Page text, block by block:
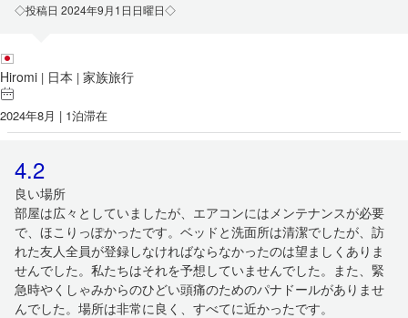
◇投稿日 2024年9月1日日曜日◇
Hiromi | 日本 | 家族旅行
2024年8月 | 1泊滞在
4.2
良い場所
部屋は広々としていましたが、エアコンにはメンテナンスが必要
で、ほこりっぽかったです。ベッドと洗面所は清潔でしたが、訪
れた友人全員が登録しなければならなかったのは望ましくありま
せんでした。私たちはそれを予想していませんでした。また、緊
急時やくしゃみからのひどい頭痛のためのパナドールがありませ
んでした。場所は非常に良く、すべてに近かったです。